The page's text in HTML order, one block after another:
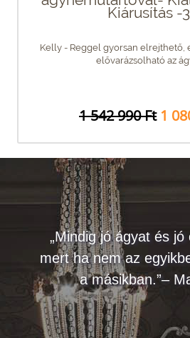
Kiárusítás -
Kelly - Reggel gyorsan elrejthető,
elővarázsolható az ágy
1 542 990 Ft 1
„Mindig jó ágyat és jó
mert ha nem az
a másikban.”–